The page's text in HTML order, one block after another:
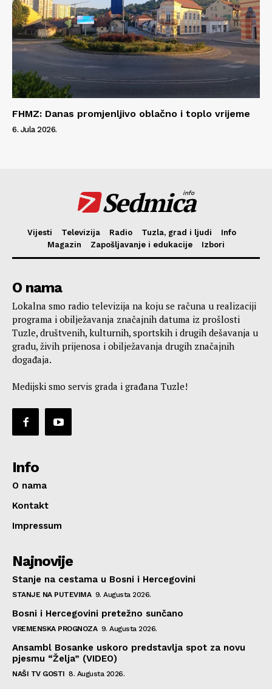
FHMZ: Danas promjenljivo oblačno i toplo vrijeme
6. Jula 2026.
Sedmica
info
Vijesti Televizija Radio Tuzla, grad i ljudi
Info
Magazin
Zapošljavanje i edukacije Izbori
O nama
Lokalna smo radio televizija na koju se računa u realizaciji
programa i obilježavanja značajnih datuma iz prošlosti
Tuzle, društvenih, kulturnih, sportskih i drugih dešavanja u
gradu, živih prijenosa i obilježavanja drugih značajnih
događaja.
Medijski smo servis grada i građana Tuzle!
Info
O nama
Kontakt
Impressum
Najnovije
Stanje na cestama u Bosni i Hercegovini
STANJE NA PUTEVIMA 9. Augusta 2026.
Bosni i Hercegovini pretežno sunčano
VREMENSKA PROGNOZA 9. Augusta 2026.
Ansambl Bosanke uskoro predstavlja spot za novu
pjesmu “Želja” (VIDEO)
NAŠI TV GOSTI 8. Augusta 2026.